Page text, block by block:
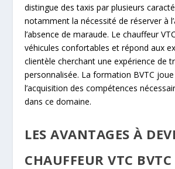
distingue des taxis par plusieurs
notamment la nécessité de réserver à
l’absence de maraude. Le chauffeur
véhicules confortables et répond aux
clientèle cherchant une expérience de
personnalisée. La formation BVTC
l’acquisition des compétences
dans ce domaine.
LES AVANTAGES À
CHAUFFEUR VTC BVTC